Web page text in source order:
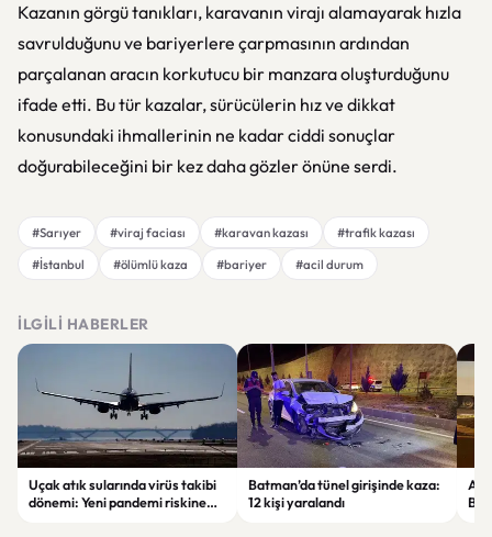
Kazanın görgü tanıkları, karavanın virajı alamayarak hızla
savrulduğunu ve bariyerlere çarpmasının ardından
parçalanan aracın korkutucu bir manzara oluşturduğunu
ifade etti. Bu tür kazalar, sürücülerin hız ve dikkat
konusundaki ihmallerinin ne kadar ciddi sonuçlar
doğurabileceğini bir kez daha gözler önüne serdi.
#Sarıyer #viraj faciası #karavan kazası
#trafik kazası
#İstanbul
#ölümlü kaza #bariyer #acil durum
İLGILI HABERLER
Uçak atık sularında virüs takibi
dönemi: Yeni pandemi riskine
Batman’da tünel girişinde kaza:
12 kişi yaralandı